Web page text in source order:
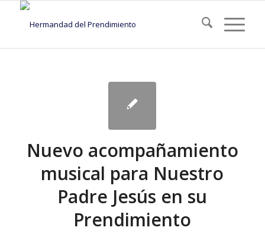
Nuevo acompañamiento
musical para Nuestro
Padre Jesús en su
Prendimiento